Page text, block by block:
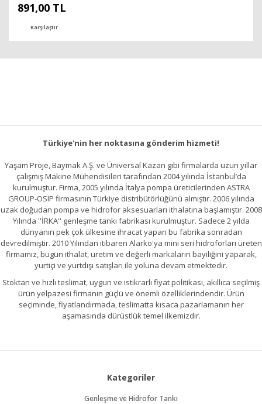
891,00 TL
Karşılaştır
Türkiye'nin her noktasına gönderim hizmeti!
Yaşam Proje, Baymak A.Ş. ve Üniversal Kazan gibi firmalarda uzun yıllar
çalışmış Makine Mühendisileri tarafından 2004 yılında İstanbul’da
kurulmuştur. Firma, 2005 yılında İtalya pompa üreticilerinden ASTRA
GROUP-OSIP firmasının Türkiye distribütörlüğünü almıştır. 2006 yılında
uzak doğudan pompa ve hidrofor aksesuarları ithalatına başlamıştır. 2008
Yılında ''İRKA'' genleşme tankı fabrikası kurulmuştur. Sadece 2 yılda
dünyanın pek çok ülkesine ihracat yapan bu fabrika sonradan
devredilmiştir. 2010 Yılından itibaren Alarko'ya mini seri hidroforları üreten
firmamız, bugün ithalat, üretim ve değerli markaların bayiliğini yaparak,
yurtiçi ve yurtdışı satışları ile yoluna devam etmektedir.
Stoktan ve hızlı teslimat, uygun ve istikrarlı fiyat politikası, akıllıca seçilmiş
ürün yelpazesi firmanın güçlü ve önemli özelliklerindendir. Ürün
seçiminde, fiyatlandırmada, teslimatta kısaca pazarlamanın her
aşamasında dürüstlük temel ilkemizdir.
Kategoriler
Genleşme ve Hidrofor Tankı